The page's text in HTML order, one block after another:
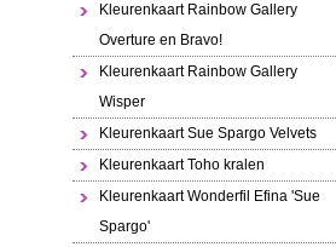
Kleurenkaart Rainbow Gallery
Overture en Bravo!
Kleurenkaart Rainbow Gallery
Wisper
Kleurenkaart Sue Spargo Velvets
Kleurenkaart Toho kralen
Kleurenkaart Wonderfil Efina 'Sue
Spargo'